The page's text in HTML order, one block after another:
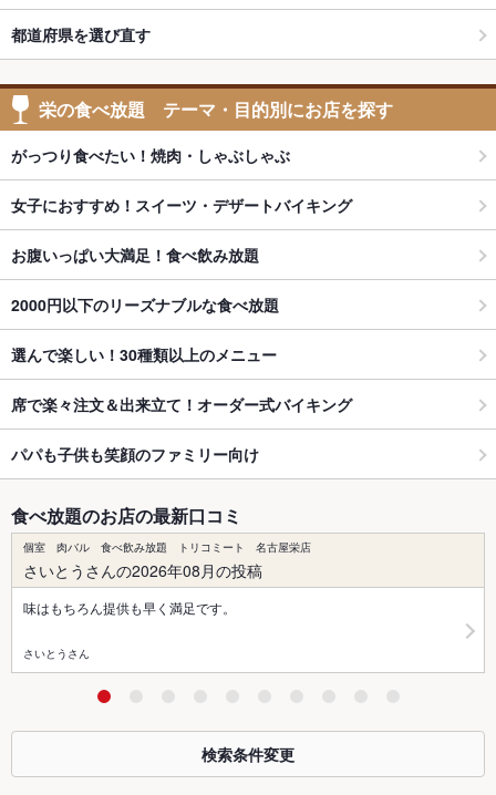
都道府県を選び直す
栄の食べ放題 テーマ・目的別にお店を探す
がっつり食べたい！焼肉・しゃぶしゃぶ
女子におすすめ！スイーツ・デザートバイキング
お腹いっぱい大満足！食べ飲み放題
2000円以下のリーズナブルな食べ放題
選んで楽しい！30種類以上のメニュー
席で楽々注文＆出来立て！オーダー式バイキング
パパも子供も笑顔のファミリー向け
食べ放題のお店の最新口コミ
個室 肉バル 食べ飲み放題 トリコミート 名古屋栄店
さいとうさんの2026年08月の投稿
味はもちろん提供も早く満足です。
さいとうさん
検索条件変更